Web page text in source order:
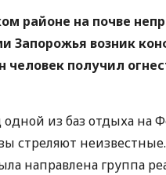
районе на почве
возник
человек получил
из баз отдыха на
стреляют
направлена группа